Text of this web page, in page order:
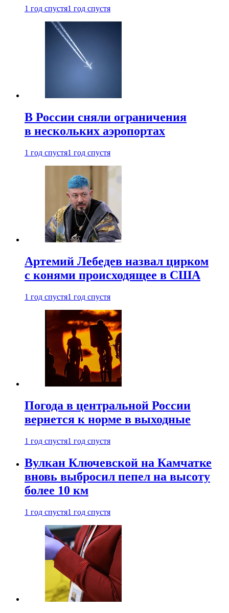
1 год спустя1 год спустя
В России сняли ограничения
в нескольких аэропортах
1 год спустя1 год спустя
Артемий Лебедев назвал цирком
с конями происходящее в США
1 год спустя1 год спустя
Погода в центральной России
вернется к норме в выходные
1 год спустя1 год спустя
Вулкан Ключевской на Камчатке
вновь выбросил пепел на высоту
более 10 км
1 год спустя1 год спустя